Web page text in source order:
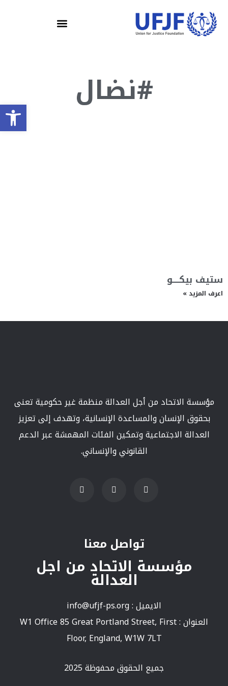
#نضال
ستيف بيكــــو
اعرف المزيد »
مؤسسة الاتحاد من أجل العدالة منظمة غير حكومية تعنى
بحقوق الإنسان والمساعدة الإنسانية، وتهدف إلى تعزيز
العدالة الاجتماعية وتمكين الفئات المهمشة عبر الدعم
القانوني والإنساني.
تواصل معنا
مؤسسة الاتحاد من اجل
العدالة
الايميل :info@ufjf-ps.org
العنوان : W1 Office 85 Great Portland Street, First
Floor, England, W1W 7LT
جميع الحقوق محفوظة 2025